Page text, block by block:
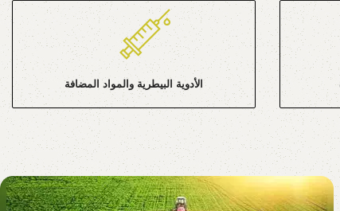
الأدوية البيطرية والمواد المضافة